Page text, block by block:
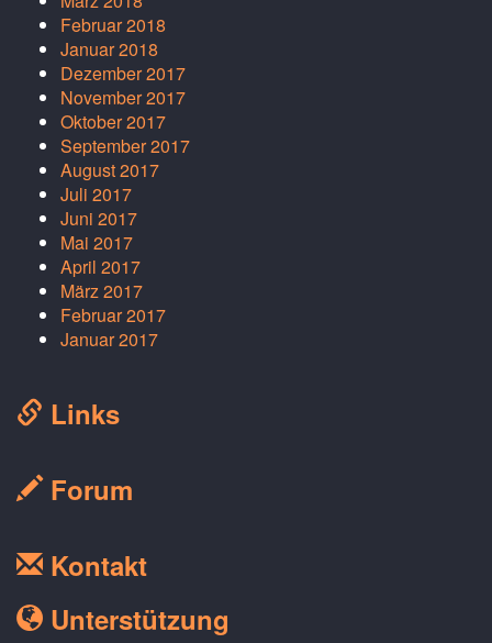
Februar 2018
Januar 2018
Dezember 2017
November 2017
Oktober 2017
September 2017
August 2017
Juli 2017
Juni 2017
Mai 2017
April 2017
März 2017
Februar 2017
Januar 2017
Links
Forum
Kontakt
Unterstützung